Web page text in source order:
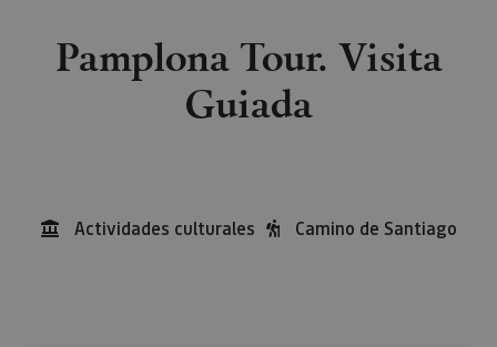
Pamplona Tour. Visita
Guiada
Actividades culturales Camino de Santiago